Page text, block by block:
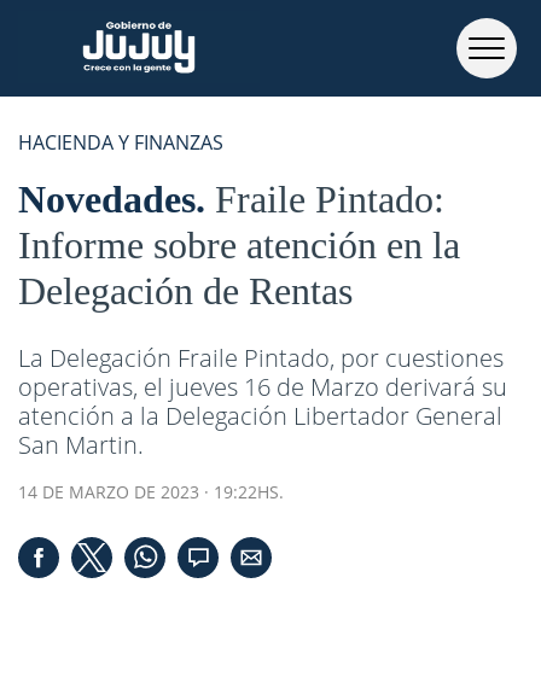
HACIENDA Y FINANZAS
Novedades Fraile Pintado:
Informe sobre atención en la
Delegación de Rentas
La Delegación Fraile Pintado, por cuestiones
operativas, el jueves 16 de Marzo derivará su
atención a la Delegación Libertador General
San Martin.
14 DE MARZO DE 2023 · 19:22HS.